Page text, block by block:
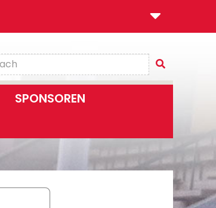
SPONSOREN